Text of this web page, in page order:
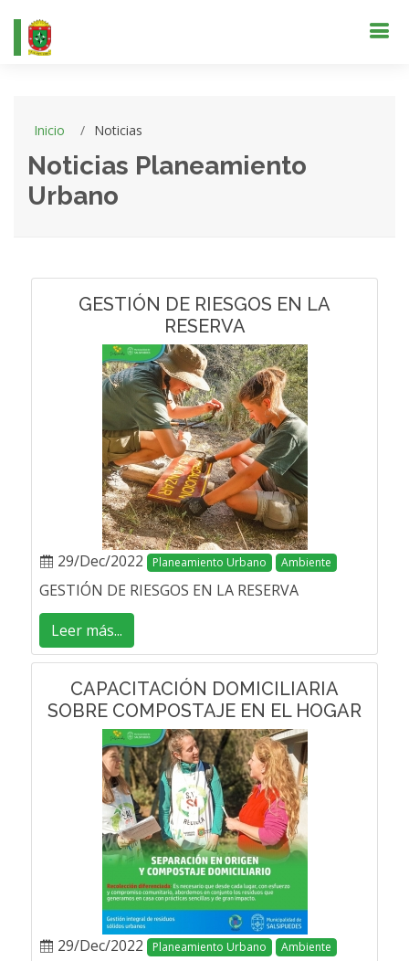
Inicio Noticias
Noticias Planeamiento
Urbano
GESTIÓN DE RIESGOS EN LA
RESERVA
29/Dec/2022 Planeamiento Urbano Ambiente
GESTIÓN DE RIESGOS EN LA RESERVA
Leer más...
CAPACITACIÓN DOMICILIARIA
SOBRE COMPOSTAJE EN EL HOGAR
29/Dec/2022 Planeamiento Urbano Ambiente